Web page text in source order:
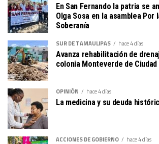
En San Fernando la patria se
Olga Sosa en la asamblea Por
Soberanía
SUR DE TAMAULIPAS hace 4 días
Avanza rehabilitación de
colonia Monteverde de Ciudad
OPINIÓN hace 4 días
La medicina y su deuda
ACCIONES DE GOBIERNO hace 4 días